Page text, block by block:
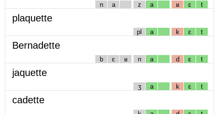
n a z a ʁ ɛ t
plaquette
pl a k ɛ t
Bernadette
b ɛ ʁ n a d ɛ t
jaquette
ʒ a k ɛ t
cadette